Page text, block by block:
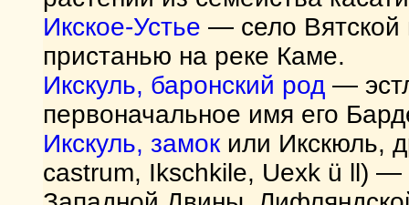
Икское-Устье — село Вятской
пристанью на реке Каме.
Икскуль, баронский род —
первоначальное имя его
Икскуль, замок или Икскюль,
castrum, Ikschkile, Uexk ü ll) —